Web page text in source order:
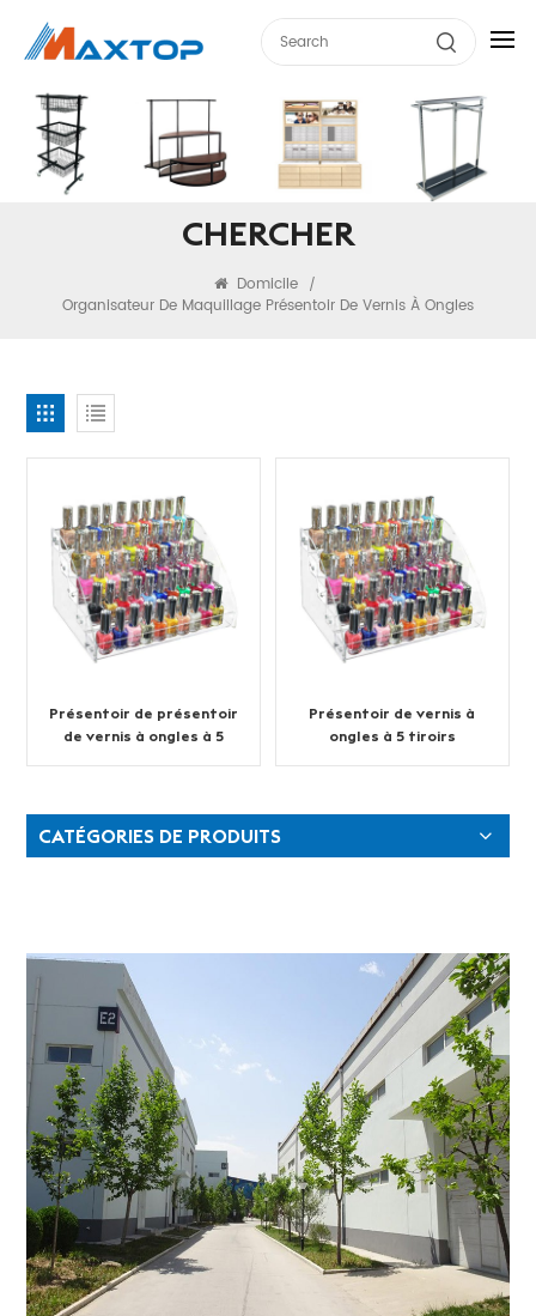
CHERCHER
Domicile /
Organisateur De Maquillage Présentoir De Vernis À Ongles
Présentoir de présentoir
de vernis à ongles à 5
Présentoir de vernis à
ongles à 5 tiroirs
CATÉGORIES DE PRODUITS